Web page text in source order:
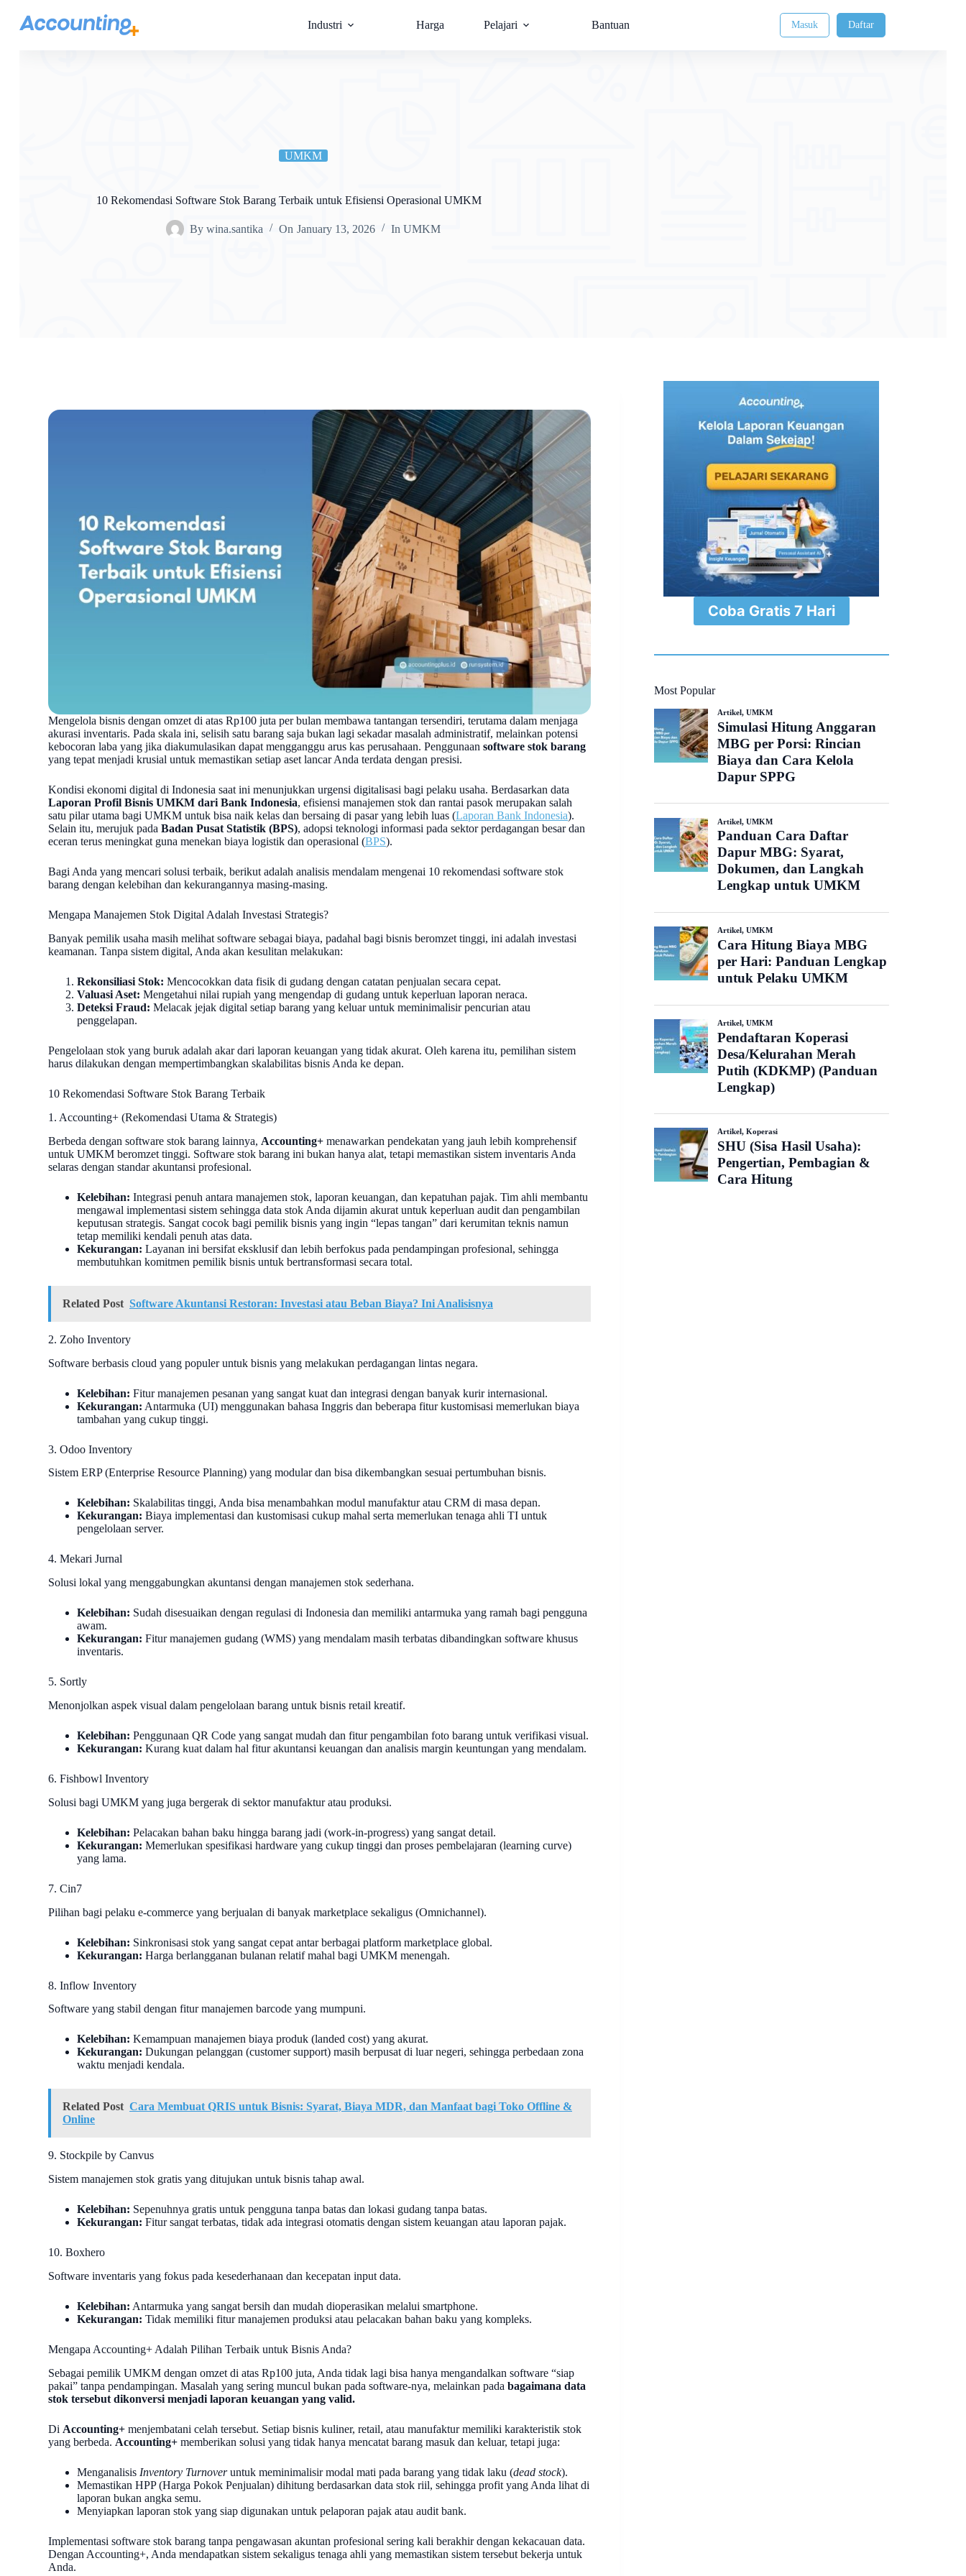
Industri Harga Pelajari Bantuan Masuk Daftar
UMKM
10 Rekomendasi Software Stok Barang Terbaik untuk Efisiensi Operasional UMKM
By wina.santika On January 13, 2026 In UMKM
Mengelola bisnis dengan omzet di atas Rp100 juta per bulan membawa tantangan tersendiri, terutama dalam menjaga
akurasi inventaris. Pada skala ini, selisih satu barang saja bukan lagi sekadar masalah administratif, melainkan potensi
kebocoran laba yang jika diakumulasikan dapat mengganggu arus kas perusahaan. Penggunaan software stok barang
yang tepat menjadi krusial untuk memastikan setiap aset lancar Anda terdata dengan presisi.
Kondisi ekonomi digital di Indonesia saat ini menunjukkan urgensi digitalisasi bagi pelaku usaha. Berdasarkan data
Laporan Profil Bisnis UMKM dari Bank Indonesia, efisiensi manajemen stok dan rantai pasok merupakan salah
satu pilar utama bagi UMKM untuk bisa naik kelas dan bersaing di pasar yang lebih luas (Laporan Bank Indonesia).
Selain itu, merujuk pada Badan Pusat Statistik (BPS), adopsi teknologi informasi pada sektor perdagangan besar dan
eceran terus meningkat guna menekan biaya logistik dan operasional (BPS).
Bagi Anda yang mencari solusi terbaik, berikut adalah analisis mendalam mengenai 10 rekomendasi software stok
barang dengan kelebihan dan kekurangannya masing-masing.
Mengapa Manajemen Stok Digital Adalah Investasi Strategis?
Banyak pemilik usaha masih melihat software sebagai biaya, padahal bagi bisnis beromzet tinggi, ini adalah investasi
keamanan. Tanpa sistem digital, Anda akan kesulitan melakukan:
Rekonsiliasi Stok: Mencocokkan data fisik di gudang dengan catatan penjualan secara cepat.
Valuasi Aset: Mengetahui nilai rupiah yang mengendap di gudang untuk keperluan laporan neraca.
Deteksi Fraud: Melacak jejak digital setiap barang yang keluar untuk meminimalisir pencurian atau
penggelapan.
Pengelolaan stok yang buruk adalah akar dari laporan keuangan yang tidak akurat. Oleh karena itu, pemilihan sistem
harus dilakukan dengan mempertimbangkan skalabilitas bisnis Anda ke depan.
10 Rekomendasi Software Stok Barang Terbaik
1. Accounting+ (Rekomendasi Utama & Strategis)
Berbeda dengan software stok barang lainnya, Accounting+ menawarkan pendekatan yang jauh lebih komprehensif
untuk UMKM beromzet tinggi. Software stok barang ini bukan hanya alat, tetapi memastikan sistem inventaris Anda
selaras dengan standar akuntansi profesional.
Kelebihan: Integrasi penuh antara manajemen stok, laporan keuangan, dan kepatuhan pajak. Tim ahli membantu
mengawal implementasi sistem sehingga data stok Anda dijamin akurat untuk keperluan audit dan pengambilan
keputusan strategis. Sangat cocok bagi pemilik bisnis yang ingin “lepas tangan” dari kerumitan teknis namun
tetap memiliki kendali penuh atas data.
Kekurangan: Layanan ini bersifat eksklusif dan lebih berfokus pada pendampingan profesional, sehingga
membutuhkan komitmen pemilik bisnis untuk bertransformasi secara total.
Related Post Software Akuntansi Restoran: Investasi atau Beban Biaya? Ini Analisisnya
2. Zoho Inventory
Software berbasis cloud yang populer untuk bisnis yang melakukan perdagangan lintas negara.
Kelebihan: Fitur manajemen pesanan yang sangat kuat dan integrasi dengan banyak kurir internasional.
Kekurangan: Antarmuka (UI) menggunakan bahasa Inggris dan beberapa fitur kustomisasi memerlukan biaya
tambahan yang cukup tinggi.
3. Odoo Inventory
Sistem ERP (Enterprise Resource Planning) yang modular dan bisa dikembangkan sesuai pertumbuhan bisnis.
Kelebihan: Skalabilitas tinggi, Anda bisa menambahkan modul manufaktur atau CRM di masa depan.
Kekurangan: Biaya implementasi dan kustomisasi cukup mahal serta memerlukan tenaga ahli TI untuk
pengelolaan server.
4. Mekari Jurnal
Solusi lokal yang menggabungkan akuntansi dengan manajemen stok sederhana.
Kelebihan: Sudah disesuaikan dengan regulasi di Indonesia dan memiliki antarmuka yang ramah bagi pengguna
awam.
Kekurangan: Fitur manajemen gudang (WMS) yang mendalam masih terbatas dibandingkan software khusus
inventaris.
5. Sortly
Menonjolkan aspek visual dalam pengelolaan barang untuk bisnis retail kreatif.
Kelebihan: Penggunaan QR Code yang sangat mudah dan fitur pengambilan foto barang untuk verifikasi visual.
Kekurangan: Kurang kuat dalam hal fitur akuntansi keuangan dan analisis margin keuntungan yang mendalam.
6. Fishbowl Inventory
Solusi bagi UMKM yang juga bergerak di sektor manufaktur atau produksi.
Kelebihan: Pelacakan bahan baku hingga barang jadi (work-in-progress) yang sangat detail.
Kekurangan: Memerlukan spesifikasi hardware yang cukup tinggi dan proses pembelajaran (learning curve)
yang lama.
7. Cin7
Pilihan bagi pelaku e-commerce yang berjualan di banyak marketplace sekaligus (Omnichannel).
Kelebihan: Sinkronisasi stok yang sangat cepat antar berbagai platform marketplace global.
Kekurangan: Harga berlangganan bulanan relatif mahal bagi UMKM menengah.
8. Inflow Inventory
Software yang stabil dengan fitur manajemen barcode yang mumpuni.
Kelebihan: Kemampuan manajemen biaya produk (landed cost) yang akurat.
Kekurangan: Dukungan pelanggan (customer support) masih berpusat di luar negeri, sehingga perbedaan zona
waktu menjadi kendala.
Related Post Cara Membuat QRIS untuk Bisnis: Syarat, Biaya MDR, dan Manfaat bagi Toko Offline &
Online
9. Stockpile by Canvus
Sistem manajemen stok gratis yang ditujukan untuk bisnis tahap awal.
Kelebihan: Sepenuhnya gratis untuk pengguna tanpa batas dan lokasi gudang tanpa batas.
Kekurangan: Fitur sangat terbatas, tidak ada integrasi otomatis dengan sistem keuangan atau laporan pajak.
10. Boxhero
Software inventaris yang fokus pada kesederhanaan dan kecepatan input data.
Kelebihan: Antarmuka yang sangat bersih dan mudah dioperasikan melalui smartphone.
Kekurangan: Tidak memiliki fitur manajemen produksi atau pelacakan bahan baku yang kompleks.
Mengapa Accounting+ Adalah Pilihan Terbaik untuk Bisnis Anda?
Sebagai pemilik UMKM dengan omzet di atas Rp100 juta, Anda tidak lagi bisa hanya mengandalkan software “siap
pakai” tanpa pendampingan. Masalah yang sering muncul bukan pada software-nya, melainkan pada bagaimana data
stok tersebut dikonversi menjadi laporan keuangan yang valid.
Di Accounting+ menjembatani celah tersebut. Setiap bisnis kuliner, retail, atau manufaktur memiliki karakteristik stok
yang berbeda. Accounting+ memberikan solusi yang tidak hanya mencatat barang masuk dan keluar, tetapi juga:
Menganalisis Inventory Turnoveruntuk meminimalisir modal mati pada barang yang tidak laku (dead stock).
Memastikan HPP (Harga Pokok Penjualan) dihitung berdasarkan data stok riil, sehingga profit yang Anda lihat di
laporan bukan angka semu.
Menyiapkan laporan stok yang siap digunakan untuk pelaporan pajak atau audit bank.
Implementasi software stok barang tanpa pengawasan akuntan profesional sering kali berakhir dengan kekacauan data.
Dengan Accounting+, Anda mendapatkan sistem sekaligus tenaga ahli yang memastikan sistem tersebut bekerja untuk
Anda.
⁠Coba Gratis 7 Hari
Most Popular